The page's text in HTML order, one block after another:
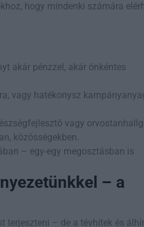
hogy mindenki számára
akár pénzzel, akár önkéntes
vagy hatékonysz
vagy
közösségekben.
– egy-egy megosztásban is
– a
terjeszteni – de a tévhitek és